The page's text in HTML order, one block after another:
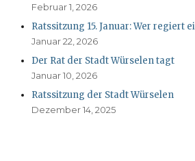
Februar 1, 2026
Ratssitzung 15. Januar: Wer regiert
Januar 22, 2026
Der Rat der Stadt Würselen tagt
Januar 10, 2026
Ratssitzung der Stadt Würselen
Dezember 14, 2025